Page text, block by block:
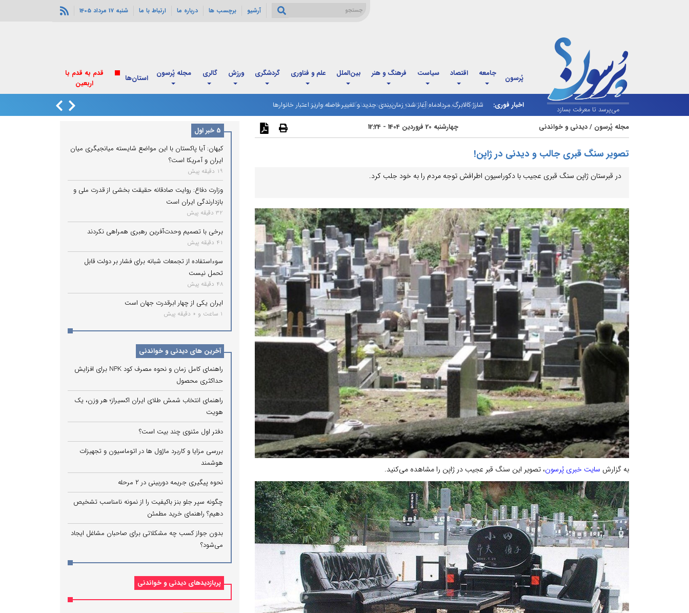
آرشیو برچسب ها درباره ما ارتباط با ما شنبه 17 مرداد 1405
می‌پرسد تا معرفت بسازد
پُرسون جامعه اقتصاد سیاست فرهنگ و هنر بین‌الملل علم و فناوری گردشگری ورزش گالری مجله پُرسون استان‌ها
قدم به قدم با
اربعین
اخبار فوری:
شارژ کالابرگ مردادماه آغاز شد؛ زمان‌بندی جدید و تغییر فاصله واریز اعتبار خانوارها
مجله پُرسون /دیدنی و خواندنی چهارشنبه 20 فروردین 1404 - 12:24
تصویر سنگ قبری جالب و دیدنی در ژاپن!
در قبرستان ژاپن سنگ قبری عجیب با دکوراسیون اطرافش توجه مردم را به خود جلب کرد.
به گزارش سایت خبری پُرسون، تصویر این سنگ قبر عجیب در ژاپن را مشاهده می‌کنید.
5 خبر اول
کیهان: آیا پاکستان با این مواضع شایسته میانجیگری میان
ایران و آمریکا است؟
19 دقیقه پیش
وزارت دفاع: روایت صادقانه حقیقت بخشی از قدرت ملی و
بازدارندگی ایران است
32 دقیقه پیش
برخی با تصمیم وحدت‌آفرین رهبری همراهی نکردند
41 دقیقه پیش
سوءاستفاده از تجمعات شبانه برای فشار بر دولت قابل
تحمل نیست
48 دقیقه پیش
ایران یکی از چهار ابرقدرت جهان است
1 ساعت و 0 دقیقه پیش
آخرین های دیدنی و خواندنی
راهنمای کامل زمان و نحوه مصرف کود NPK برای افزایش
حداکثری محصول
راهنمای انتخاب شمش طلای ایران اکسیراز؛ هر وزن، یک
هویت
دفتر اول مثنوی چند بیت است؟
بررسی مزایا و کاربرد ماژول ها در اتوماسیون و تجهیزات
هوشمند
نحوه پیگیری جریمه دوربینی در ۲ مرحله
چگونه سپر جلو بنز باکیفیت را از نمونه نامناسب تشخیص
دهیم؟ راهنمای خرید مطمئن
بدون جواز کسب چه مشکلاتی برای صاحبان مشاغل ایجاد
می‌شود؟
پربازدیدهای دیدنی و خواندنی